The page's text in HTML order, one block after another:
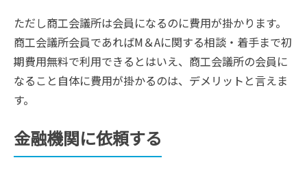
ただし商工会議所は会員になるのに費用が掛かります。
商工会議所会員であればM＆Aに関する相談・着手まで初
期費用無料で利用できるとはいえ、商工会議所の会員に
なること自体に費用が掛かるのは、デメリットと言えま
す。
金融機関に依頼する